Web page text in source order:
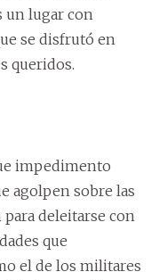
un lugar con
se disfrutó en
queridos.
impedimento
agolpen sobre las
deleitarse con
que
el de los militares